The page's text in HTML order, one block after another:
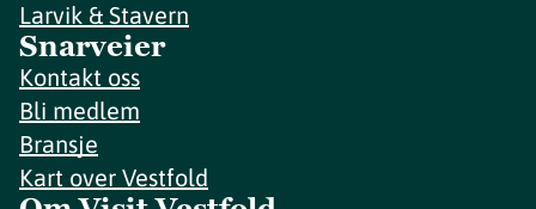
Larvik & Stavern
Snarveier
Kontakt oss
Bli medlem
Bransje
Kart over Vestfold